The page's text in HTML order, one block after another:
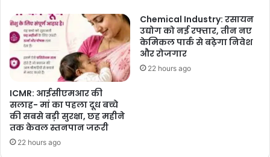
ICMR: आईसीएमआर की
सलाह- मां का पहला दूध बच्चे
की सबसे बड़ी सुरक्षा, छह महीने
तक केवल स्तनपान जरूरी
22 hours ago
Chemical Industry: रसायन
उद्योग को नई रफ्तार, तीन नए
केमिकल पार्क से बढ़ेगा निवेश
और रोजगार
22 hours ago